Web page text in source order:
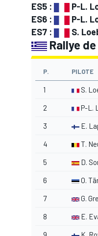
ES5 :
P-L.
ES6 :
P-L.
ES7 :
S.
Rallye
P. PILOTE
1 S.
2 P-L.
3 E.
4 T.
5 D.
6 O.
7 G.
8 E.